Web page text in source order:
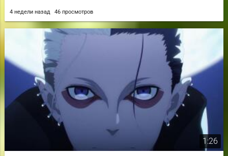
4 недели назад 46 просмотров
1:26